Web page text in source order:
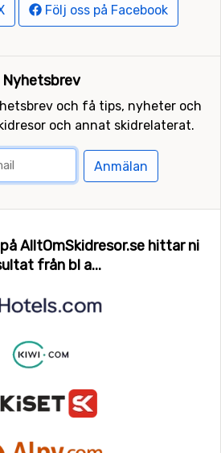
Följ oss på Facebook
Nyhetsbrev
och få tips, nyheter och
och annat skidrelaterat.
Anmälan
AlltOmSkidresor.se hittar ni
från bl a...